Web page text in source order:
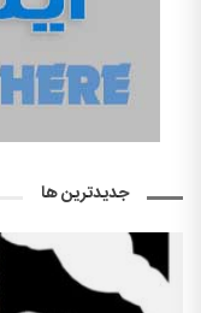
جدیدترین ها